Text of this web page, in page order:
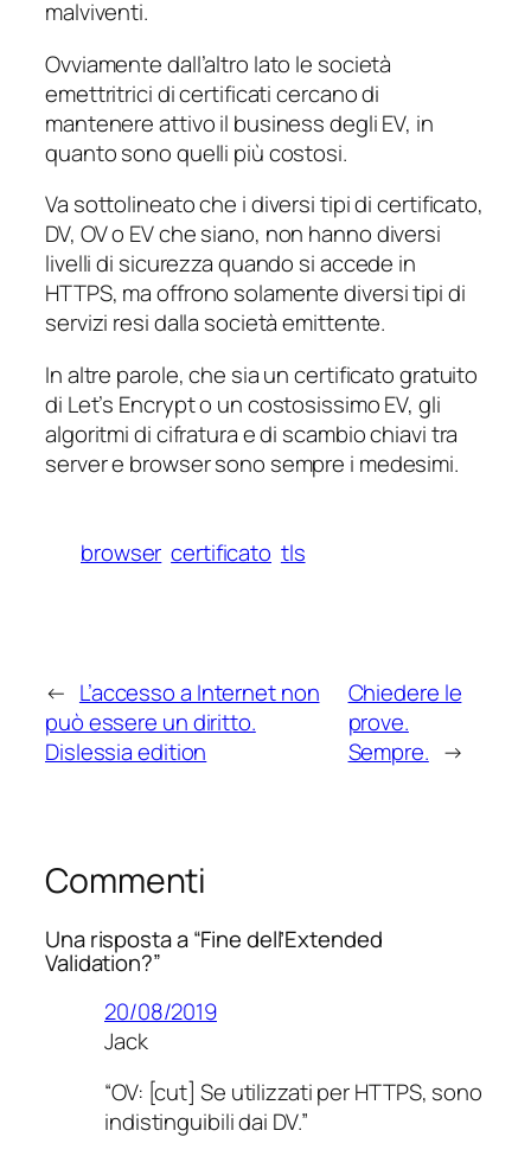
malviventi.
Ovviamente dall’altro lato le società
emettritrici di certificati cercano di
mantenere attivo il business degli EV, in
quanto sono quelli più costosi.
Va sottolineato che i diversi tipi di certificato,
DV, OV o EV che siano, non hanno diversi
livelli di sicurezza quando si accede in
HTTPS, ma offrono solamente diversi tipi di
servizi resi dalla società emittente.
In altre parole, che sia un certificato gratuito
di Let’s Encrypt o un costosissimo EV, gli
algoritmi di cifratura e di scambio chiavi tra
server e browser sono sempre i medesimi.
browser certificato tls
← L’accesso a Internet non
può essere un diritto.
Dislessia edition
Chiedere le
prove.
Sempre. →
Commenti
Una risposta a “Fine dell’Extended
Validation?”
20/08/2019
Jack
“OV: [cut] Se utilizzati per HTTPS, sono
indistinguibili dai DV.”